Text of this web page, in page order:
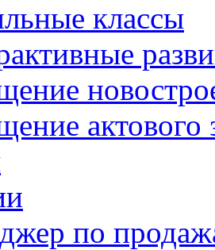
классы
актового
по